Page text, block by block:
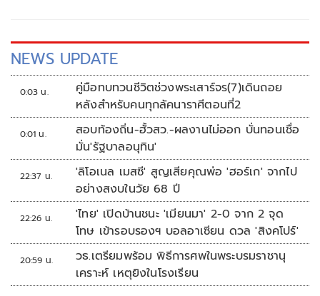
NEWS UPDATE
0:03 น.
คู่มือทบทวนชีวิตช่วงพระเสาร์จร(7)เดินถอย
หลังสำหรับคนทุกลัคนาราศีตอนที่2
0:01 น.
สอบท้องถิ่น-ฮั้วสว.-ผลงานไม่ออก บั่นทอนเชื่อ
มั่น'รัฐบาลอนุทิน'
22:37 น.
'ลิโอเนล เมสซี' สูญเสียคุณพ่อ 'ฮอร์เก' จากไป
อย่างสงบในวัย 68 ปี
22:26 น.
'ไทย' เปิดบ้านชนะ 'เมียนมา' 2-0 จาก 2 จุด
โทษ เข้ารอบรองฯ บอลอาเซียน ดวล 'สิงคโปร์'
20:59 น.
วธ.เตรียมพร้อม พิธีการศพในพระบรมราชานุ
เคราะห์ เหตุยิงในโรงเรียน